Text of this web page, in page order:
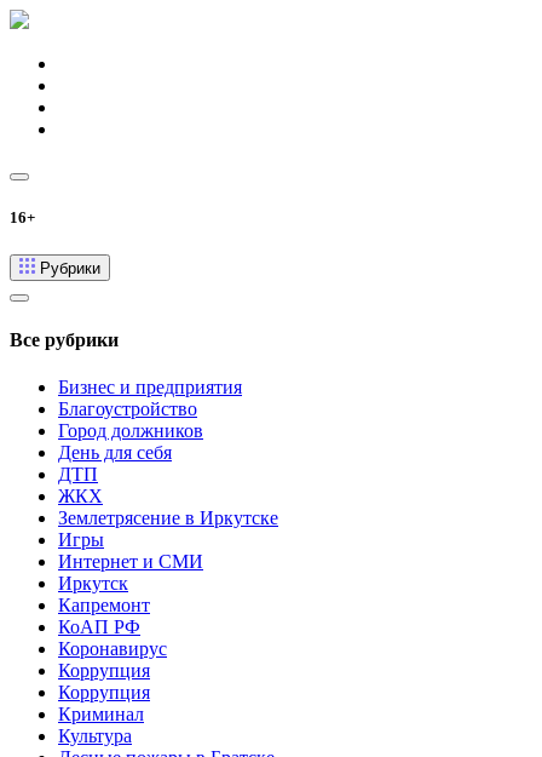
16+
Рубрики
Все рубрики
Бизнес и предприятия
Благоустройство
Город должников
День для себя
ДТП
ЖКХ
Землетрясение в Иркутске
Игры
Интернет и СМИ
Иркутск
Капремонт
КоАП РФ
Коронавирус
Коррупция
Коррупция
Криминал
Культура